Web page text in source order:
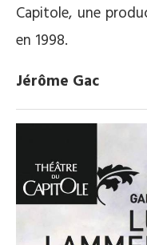
Capitole, une
en 1998.
Jérôme Gac